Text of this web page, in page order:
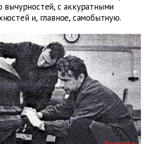
с аккуратными
и, главное, самобытную.